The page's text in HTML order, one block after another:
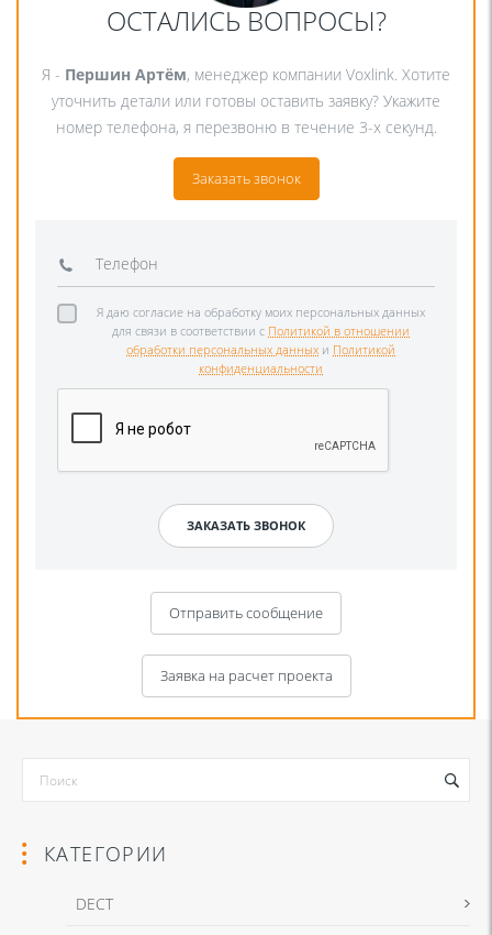
ОСТАЛИСЬ ВОПРОСЫ?
Я - Першин Артём, менеджер компании Voxlink. Хотите
уточнить детали или готовы оставить заявку? Укажите
номер телефона, я перезвоню в течение 3-х секунд.
Заказать звонок
Я даю согласие на обработку моих персональных данных
для связи в соответствии с Политикой в отношении
обработки персональных данных и Политикой
конфиденциальности
Отправить сообщение
Заявка на расчет проекта
КАТЕГОРИИ
DECT